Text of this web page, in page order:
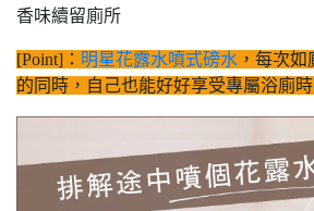
香味續留廁所
[Point]： 明星花露水噴式磅水 ，每次
的同時，自己也能好好享受專屬浴廁時